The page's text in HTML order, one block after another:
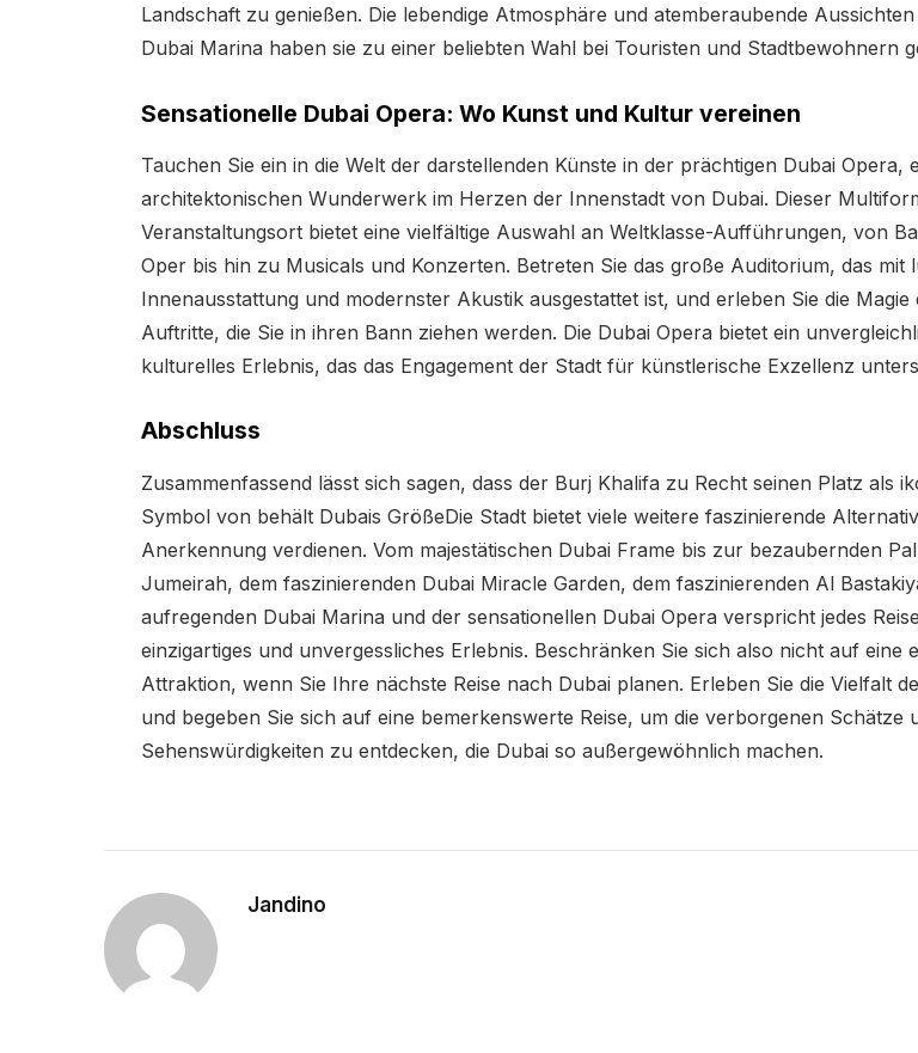
Landschaft zu genießen. Die lebendige Atmosphäre und atemberaubende
Dubai Marina haben sie zu einer beliebten Wahl bei Touristen und Stadtbewohnern
Sensationelle Dubai Opera: Wo Kunst und Kultur vereinen
Tauchen Sie ein in die Welt der darstellenden Künste in der prächtigen Dubai Opera,
architektonischen Wunderwerk im Herzen der Innenstadt von Dubai. Dieser
Veranstaltungsort bietet eine vielfältige Auswahl an Weltklasse-Aufführungen, von
Oper bis hin zu Musicals und Konzerten. Betreten Sie das große Auditorium, das mit
Innenausstattung und modernster Akustik ausgestattet ist, und erleben Sie die Magie
Auftritte, die Sie in ihren Bann ziehen werden. Die Dubai Opera bietet ein
kulturelles Erlebnis, das das Engagement der Stadt für künstlerische Exzellenz
Abschluss
Zusammenfassend lässt sich sagen, dass der Burj Khalifa zu Recht seinen Platz als
Symbol von behält Dubais GrößeDie Stadt bietet viele weitere faszinierende
Anerkennung verdienen. Vom majestätischen Dubai Frame bis zur bezaubernden
Jumeirah, dem faszinierenden Dubai Miracle Garden, dem faszinierenden Al
aufregenden Dubai Marina und der sensationellen Dubai Opera verspricht jedes
einzigartiges und unvergessliches Erlebnis. Beschränken Sie sich also nicht auf eine
Attraktion, wenn Sie Ihre nächste Reise nach Dubai planen. Erleben Sie die Vielfalt
und begeben Sie sich auf eine bemerkenswerte Reise, um die verborgenen Schätze
Sehenswürdigkeiten zu entdecken, die Dubai so außergewöhnlich machen.
Jandino